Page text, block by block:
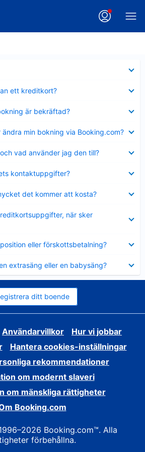
ett kreditkort?
är bekräftad?
min bokning via Booking.com?
vad använder jag den till?
kontaktuppgifter?
det kommer att kosta?
när sker
eller förskottsbetalning?
extrasäng eller en babysäng?
ditt boende
Användarvillkor
Hur vi jobbar
Hantera cookies-inställningar
rekommendationer
om modernt slaveri
om mänskliga rättigheter
Booking.com
Booking.com™. Alla
förbehållna.